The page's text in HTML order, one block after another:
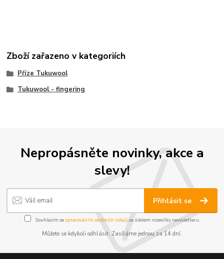
Zboží zařazeno v kategoriích
Příze Tukuwool
Tukuwool - fingering
Nepropásněte novinky, akce a
slevy!
Přihlásit se
Souhlasím se zpracováním osobních údajůza účelem rozesílky newsletteru.
Můžete se kdykoli odhlásit. Zasíláme jednou za 14 dní.